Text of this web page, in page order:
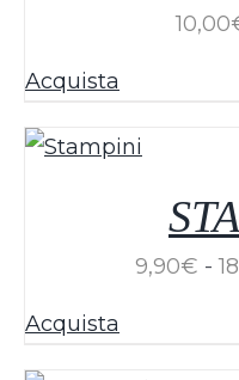
10,00
Acquista
9,90€ -
Acquista